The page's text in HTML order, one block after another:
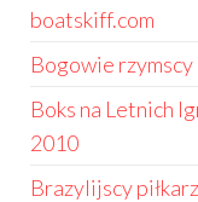
boatskiff.com
Bogowie rzymscy
Boks na Letnich
2010
Brazylijscy